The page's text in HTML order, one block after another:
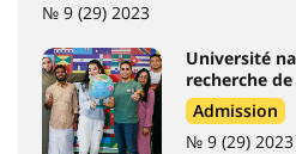
№ 9 (29) 2023
Université
recherche
Admission
№ 9 (29) 2023